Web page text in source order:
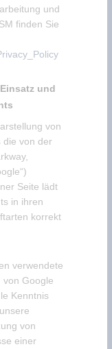
und
finden Sie
und
von
die von der
Seite lädt
in ihren
korrekt
verwendete
von Google
Kenntnis
von
einer